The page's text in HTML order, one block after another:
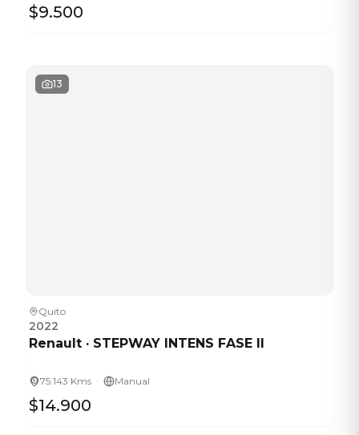
$9.500
13
Quito
2022
Renault · STEPWAY INTENS FASE II
75.143 Kms · Manual
$14.900